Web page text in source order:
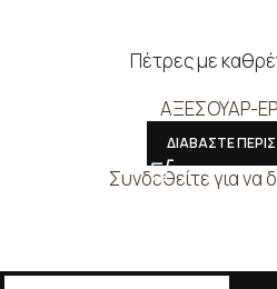
Πέτρες με
ΑΞΕΣΟΥΑΡ-
ΔΙΑΒΑΣΤΕ
Συνδεθείτε για να